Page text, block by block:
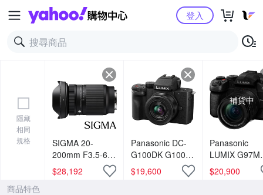
Yahoo購物中心登入
隱藏
相同
規格
SIGMA 20-
200mm F3.5-6.3
DG
Contemporary
$28,192
Panasonic DC-
G100DK G100D
+ 12-32mm 變焦
鏡組 公司貨
$19,600
補貨中
Panasonic
LUMIX G97M
DC-G97M
單機身 + 12-
$20,900
商品特色